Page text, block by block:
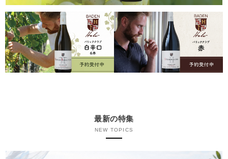
最新の特集
NEW TOPICS